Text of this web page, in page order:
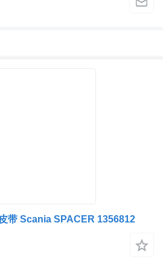
带 Scania SPACER 1356812